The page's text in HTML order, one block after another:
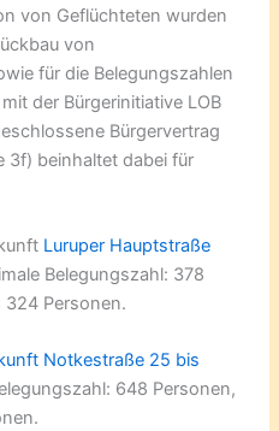
von Geflüchteten wurden
von
für die Belegungszahlen
der Bürgerinitiative LOB
Bürgervertrag
3f) beinhaltet dabei für
Luruper Hauptstraße
Belegungszahl: 378
324 Personen.
Notkestraße 25 bis
648 Personen,